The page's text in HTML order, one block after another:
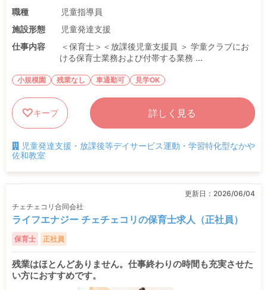
職種
児童指導員
施設形態
児童発達支援
仕事内容
＜保育士＞＜放課後児童支援員 ＞ 学童クラブにお
ける保育士業務および付帯する業務 ...
小規模園 残業なし 車通勤可 見学OK
キープ 詳しく見る
児童発達支援・放課後等デイサービス運動・学習特化型なかや
佐和教室
更新日： 2026/06/04
チェチェコリ合同会社
ライフエナジー チェチェコリの保育士求人（正社員）
保育士 正社員
残業はほとんどありません。仕事終わりの時間も充実させた
い方におすすめです。